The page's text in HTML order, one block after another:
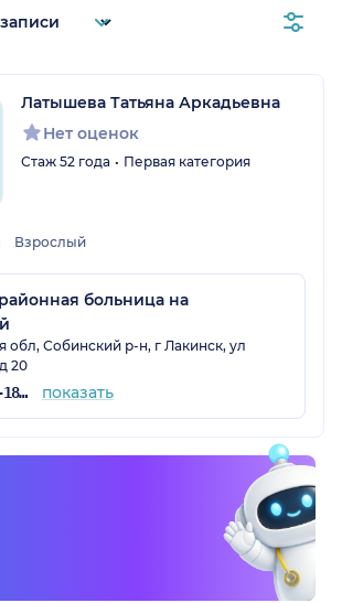
Латышева Татьяна Аркадьевна
Нет оценок
Стаж 52 года Первая категория
Взрослый
больница на
обл, Собинский р-н, г Лакинск, ул
20
+7 (492) 424-18-13 показать